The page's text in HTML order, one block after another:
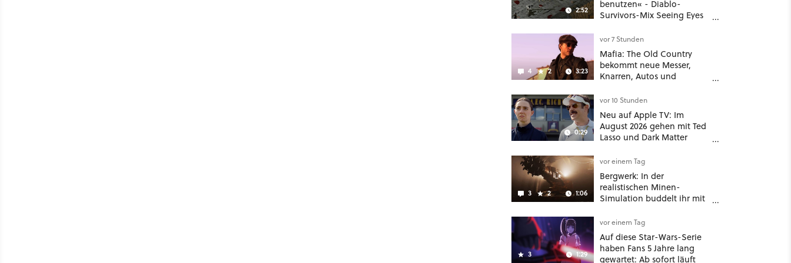
2:52
benutzen« - Diablo-
Survivors-Mix Seeing Eyes
nützliches Map-Tool
4 2 3:23
vor 7 Stunden
Mafia: The Old Country
bekommt neue Messer,
Knarren, Autos und
hat mehr dabei als nur
Story
0:29
vor 10 Stunden
Neu auf Apple TV: Im
August 2026 gehen mit Ted
Lasso und Dark Matter
Highlights weiter
3 2 1:06
vor einem Tag
Bergwerk: In der
realistischen Minen-
Simulation buddelt ihr mit
möglichst vorsichtig Kohle
aus
3 1:29
vor einem Tag
Auf diese Star-Wars-Serie
haben Fans 5 Jahre lang
gewartet: Ab sofort läuft